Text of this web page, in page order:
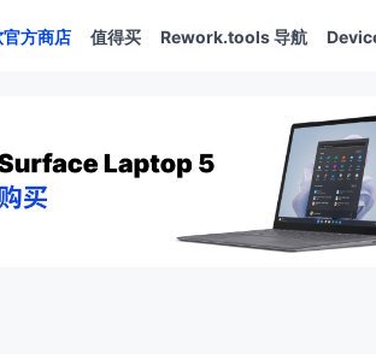
方商店 值得买 Rework.tools 导航